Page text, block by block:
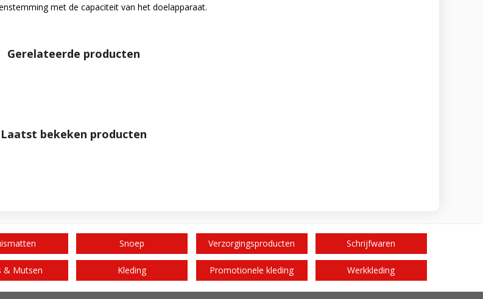
met de capaciteit van het doelapparaat.
Gerelateerde producten
Laatst bekeken producten
Snoep Verzorgingsproducten Schrijfwaren
& Mutsen Kleding Promotionele kleding Werkkleding